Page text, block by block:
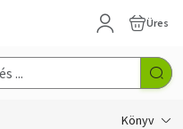
Üres
Könyv